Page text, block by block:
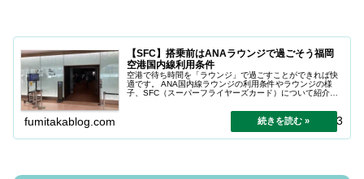
【SFC】搭乗前はANAラウンジで過ごそう福岡
空港国内線利用条件
空港で待ち時間を「ラウンジ」で過ごすことができれば快
適です。 ANA国内線ラウンジの利用条件やラウンジの様
子、SFC（スーパーフライヤーズカード）について紹介し
fumitakablog.com 2025.11.03